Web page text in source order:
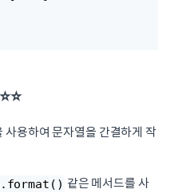
용하여 문자열을 간결하게 작
같은 메서드를 사